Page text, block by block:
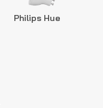
Philips Hue